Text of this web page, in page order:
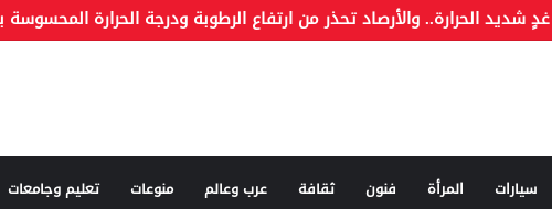
وما هو الكذب
سيارات المرأة فنون ثقافة عرب وعالم منوعات تعليم وجامعات